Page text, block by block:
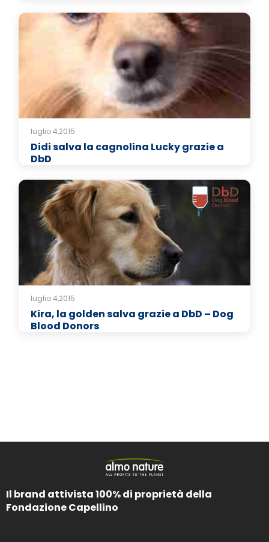
luglio 4,2015
Didi salva la cagnolina Lucky grazie a
DbD
luglio 4,2015
Kira, la golden salva grazie a DbD – Dog
Blood Donors
Il brand attivista 100% di proprietà della
Fondazione Capellino